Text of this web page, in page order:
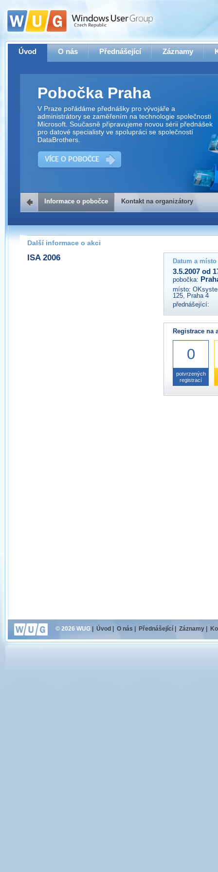
Úvod O nás Přednášející Záznamy
Pobočka Praha
V Praze pořádáme přednášky pro vývojáře a
administrátory se zaměřením na technologie společnosti
Microsoft. Současně připravujeme novou sérii přednášek
pro datové specialisty ve spolupráci se společností
DataBrothers.
VÍCE O POBOČCE
Kontakt na organizátory
Pokud máte jakýkoliv dotaz na organizátory této akce,
prosím neváhejte nás kontaktovat na e-mailu:
praha@wug.cz
Informace o pobočce Kontakt na organizátory
Další informace o akci
ISA 2006 Datum a
3.5.2007 od
pobočka:
místo:
125, Praha 4
přednášející:
Registrace na
0
potvrzených
registrací
© 2026 WUG Úvod O nás Přednášející Záznamy